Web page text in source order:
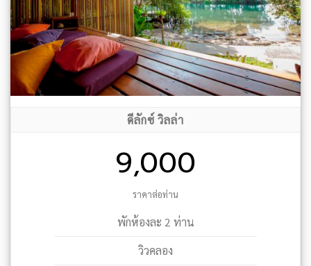
ดีลักซ์ วิลล่า
9,000
ราคาต่อท่าน
พักห้องละ 2 ท่าน
วิวคลอง